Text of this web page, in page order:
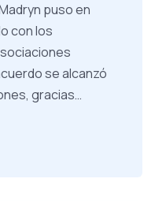
puso en
con los
se alcanzó
gracias…